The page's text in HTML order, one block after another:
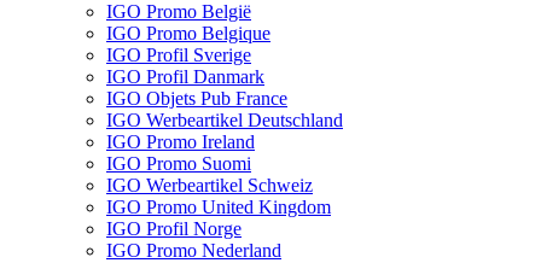
IGO Promo België
IGO Promo Belgique
IGO Profil Sverige
IGO Profil Danmark
IGO Objets Pub France
IGO Werbeartikel Deutschland
IGO Promo Ireland
IGO Promo Suomi
IGO Werbeartikel Schweiz
IGO Promo United Kingdom
IGO Profil Norge
IGO Promo Nederland